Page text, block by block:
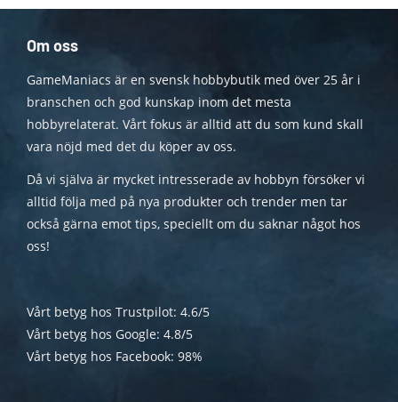
Om oss
GameManiacs är en svensk hobbybutik med över 25 år i
branschen och god kunskap inom det mesta
hobbyrelaterat. Vårt fokus är alltid att du som kund skall
vara nöjd med det du köper av oss.
Då vi själva är mycket intresserade av hobbyn försöker vi
alltid följa med på nya produkter och trender men tar
också gärna emot tips, speciellt om du saknar något hos
oss!
Vårt betyg hos Trustpilot: 4.6/5
Vårt betyg hos Google: 4.8/5
Vårt betyg hos Facebook: 98%